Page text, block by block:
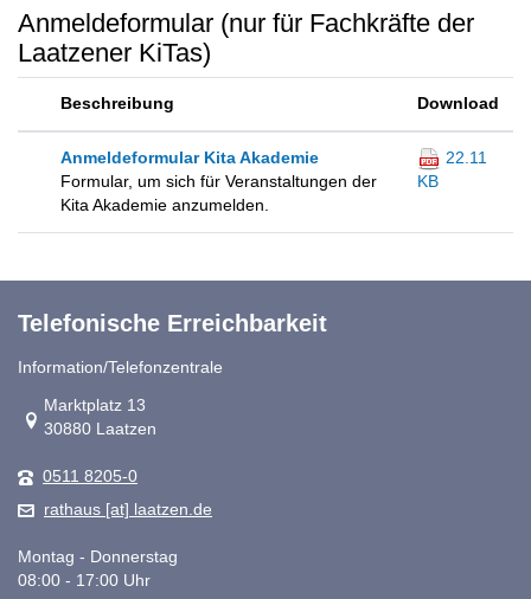
Anmeldeformular (nur für Fachkräfte der
Laatzener KiTas)
Beschreibung Download
Anmeldeformular Kita Akademie
Formular, um sich für Veranstaltungen der
Kita Akademie anzumelden.
22.11
KB
Telefonische Erreichbarkeit
Information/Telefonzentrale
Link zur Google-Maps Navigation
Marktplatz 13
30880 Laatzen
0511 8205-0
rathaus [at] laatzen.de
Montag - Donnerstag
08:00 - 17:00 Uhr